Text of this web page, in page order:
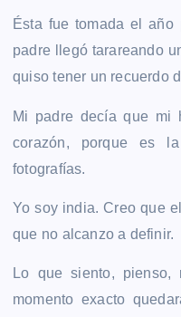
Ésta fue tomada el año
padre llegó tarareando
quiso tener un recuerdo
Mi padre decía que mi
corazón, porque es
fotografías.
Yo soy india. Creo que
que no alcanzo a definir.
Lo que siento, pienso,
momento exacto